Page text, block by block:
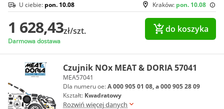
Kraków: pon. 10.08
U ciebie: pon. 10.08
1 628,43zł/szt.
Darmowa dostawa
do koszyka
Czujnik NOx MEAT & DORIA 57041
MEA57041
Dla numeru oe:A 000 905 01 08, a 000 905 28 09
Kształt: Kwadratowy
Rozwiń więcej danych